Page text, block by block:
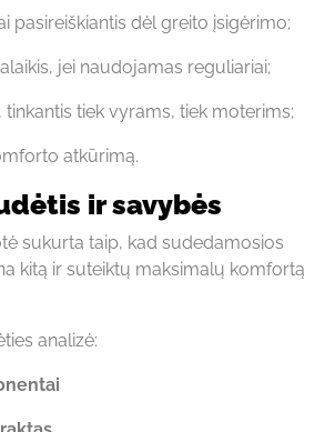
pasireiškiantis dėl greito įsigėrimo;
jei naudojamas reguliariai;
tiek vyrams, tiek moterims;
atkūrimą.
ir savybės
sukurta taip, kad sudedamosios
kitą ir suteiktų maksimalų komfortą
analizė: